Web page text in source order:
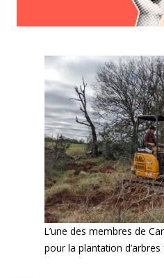
L’une des membres de
pour la plantation